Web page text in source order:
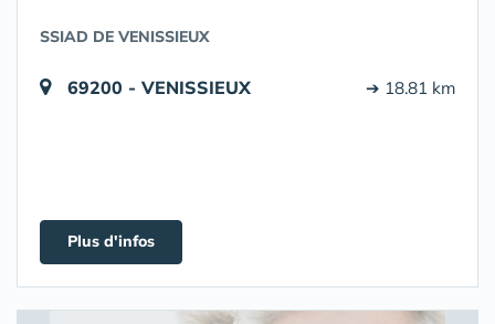
SSIAD DE VENISSIEUX
69200 - VENISSIEUX ➔ 18.81 km
Plus d'infos